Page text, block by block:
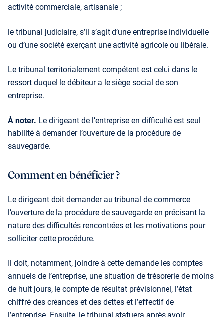
activité commerciale, artisanale ;
le tribunal judiciaire, s’il s’agit d’une entreprise individuelle
ou d’une société exerçant une activité agricole ou libérale.
Le tribunal territorialement compétent est celui dans le
ressort duquel le débiteur a le siège social de son
entreprise.
À noter. Le dirigeant de l’entreprise en difficulté est seul
habilité à demander l’ouverture de la procédure de
sauvegarde.
Comment en bénéficier ?
Le dirigeant doit demander au tribunal de commerce
l’ouverture de la procédure de sauvegarde en précisant la
nature des difficultés rencontrées et les motivations pour
solliciter cette procédure.
Il doit, notamment, joindre à cette demande les comptes
annuels de l’entreprise, une situation de trésorerie de moins
de huit jours, le compte de résultat prévisionnel, l’état
chiffré des créances et des dettes et l’effectif de
l’entreprise. Ensuite, le tribunal statuera après avoir